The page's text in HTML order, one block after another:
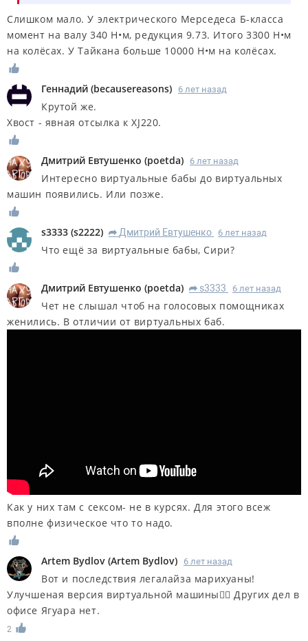
Слишком мало. У электрического Мерседеса Б-класса
момент на валу 340 Н•м, редукция 9.73. Итого 3300 Н•м
на колёсах. У Тайкана больше 10000 Н•м на колёсах.
Геннадий (becausereasons) 6 лет назад
Крутой же.
Хвост - явная отсылка к XJ220.
Дмитрий Евтушенко (poetda) 6 лет назад
Интересно виртуальные бабы до виртуальных
машин появились. Или позже.
s3333 (s2222) R Дмитрий Евтушенко 6 лет назад
Что ещё за виртуальные бабы, Сири?
Дмитрий Евтушенко (poetda) R s3333 6 лет назад
Чет не слышал чтоб на голосовых помощниках
женились. В отличии от виртуальных баб.
Как у них там с сексом- не в курсях. Для этого всеж
вполне физическое что то надо.
Artem Bydlov (Artem Bydlov) 6 лет назад
Вот и последствия легалайза марихуаны!
Улучшеная версия виртуальной машины🤦‍♂️ Других дел в
офисе Ягуара нет.
2